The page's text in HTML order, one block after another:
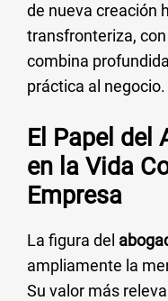
de nueva creación
transfronteriza,
combina
práctica al negocio.
El Papel del
en la Vida
Empresa
La figura del
ampliamente la
Su valor más